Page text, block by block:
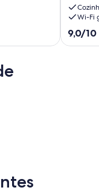
Jd.
PUC,
Wi-Fi
9.0
de
9,0/10